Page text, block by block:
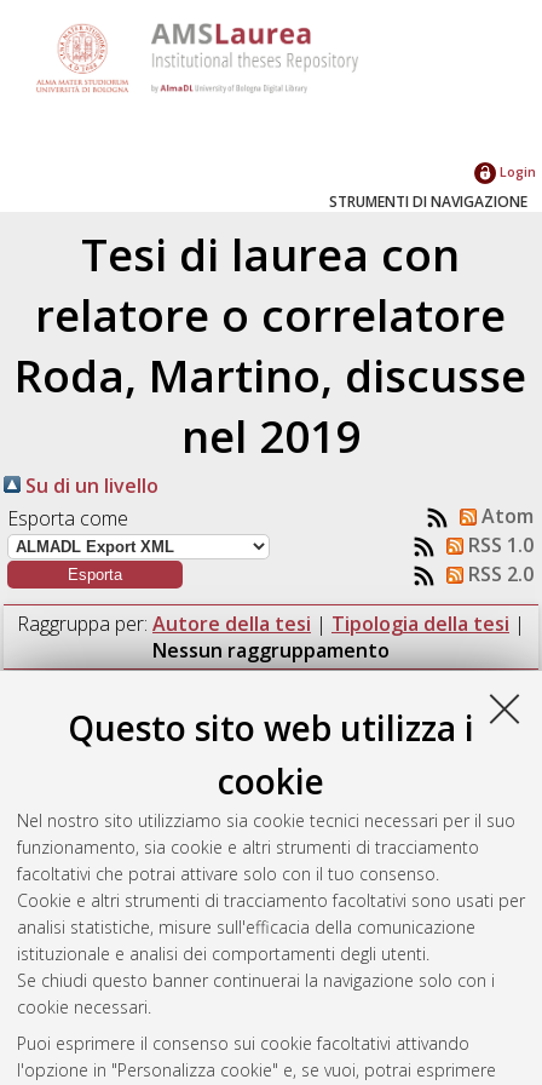
Questo sito web utilizza i
cookie
Nel nostro sito utilizziamo sia cookie tecnici necessari per il suo
funzionamento, sia cookie e altri strumenti di tracciamento
facoltativi che potrai attivare solo con il tuo consenso.
Cookie e altri strumenti di tracciamento facoltativi sono usati per
analisi statistiche, misure sull'efficacia della comunicazione
istituzionale e analisi dei comportamenti degli utenti.
Se chiudi questo banner continuerai la navigazione solo con i
cookie necessari.
Puoi esprimere il consenso sui cookie facoltativi attivando
l'opzione in "Personalizza cookie" e, se vuoi, potrai esprimere
Login
STRUMENTI DI NAVIGAZIONE
Tesi di laurea con
relatore o correlatore
Roda, Martino, discusse
nel 2019
Su di un livello
Esporta come
Atom
RSS 1.0
RSS 2.0
Raggruppa per: Autore della tesi | Tipologia della tesi |
Nessun raggruppamento
Calabrese, Luca
nell’ambito dell’ingegnerizzazione dei processi di affidamento
magistrale], Università di Bologna, Corso di Studio in
Ingegneria gestionale [LM-DM270], Documento full-text non
disponibile
Questa lista e' stata generata ilSat Aug 8 03:35:23 2026
CEST
Atom